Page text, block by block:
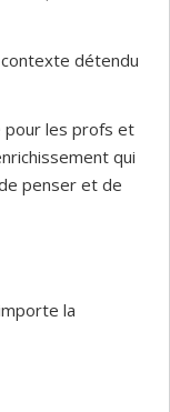
contexte détendu
pour les profs et
qui
penser et de
la